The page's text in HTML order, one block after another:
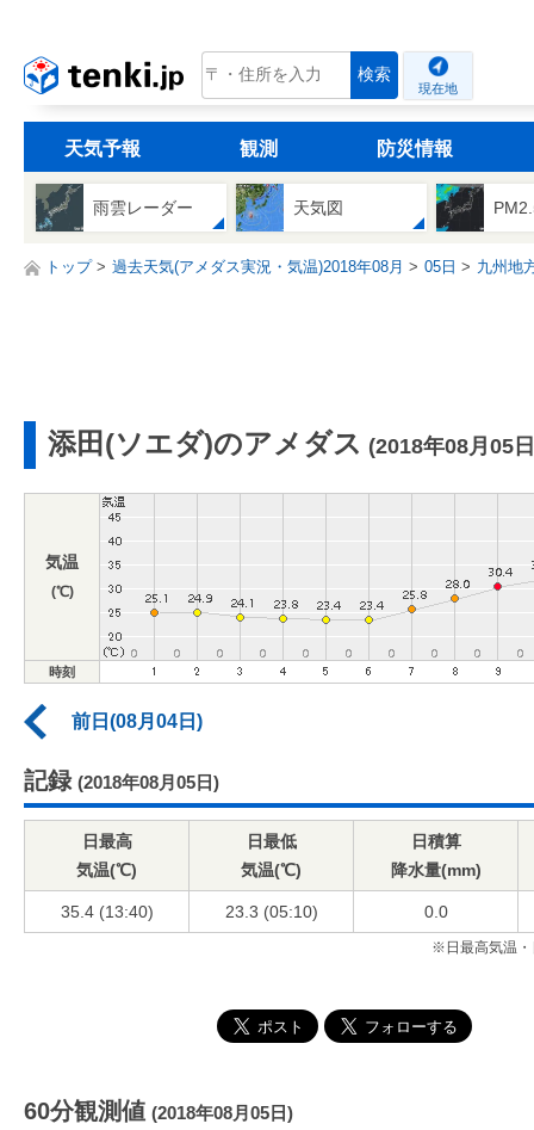
tenki.jp 検索
現在地
天気予報 観測 防災情報
雨雲レーダー 天気図
トップ 過去天気(アメダス実況・気温)2018年08月 05日 九州地
添田(ソエダ)のアメダス (2018年08月05
気温
(℃)
時刻
前日(08月04日)
記録 (2018年08月05日)
日最高
気温(℃)
日最低
気温(℃)
日積算
降水量(mm)
35.4 (13:40) 23.3 (05:10) 0.0
※日最高気温・
60分観測値 (2018年08月05日)